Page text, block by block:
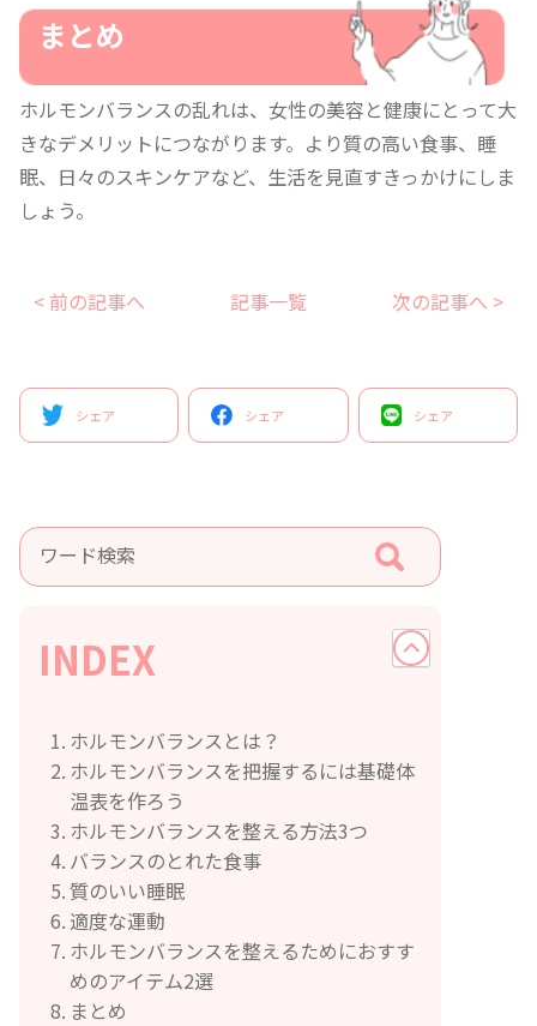
まとめ
ホルモンバランスの乱れは、女性の美容と健康にとって大
きなデメリットにつながります。より質の高い食事、睡
眠、日々のスキンケアなど、生活を見直すきっかけにしま
しょう。
< 前の記事へ 記事一覧 次の記事へ >
シェア シェア シェア
INDEX
ホルモンバランスとは？
ホルモンバランスを把握するには基礎体
温表を作ろう
ホルモンバランスを整える方法3つ
バランスのとれた食事
質のいい睡眠
適度な運動
ホルモンバランスを整えるためにおすす
めのアイテム2選
まとめ